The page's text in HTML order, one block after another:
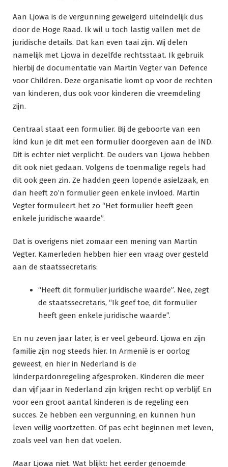
Aan Ljowa is de vergunning geweigerd uiteindelijk dus
door de Hoge Raad. Ik wil u toch lastig vallen met de
juridische details. Dat kan even taai zijn. Wij delen
namelijk met Ljowa in dezelfde rechtsstaat. Ik gebruik
hierbij de documentatie van Martin Vegter van Defence
voor Children. Deze organisatie komt op voor de rechten
van kinderen, dus ook voor kinderen die vreemdeling
zijn.
Centraal staat een formulier. Bij de geboorte van een
kind kun je dit met een formulier doorgeven aan de IND.
Dit is echter niet verplicht. De ouders van Ljowa hebben
dit ook niet gedaan. Volgens de toenmalige regels had
dit ook geen zin. Ze hadden geen lopende asielzaak, en
dan heeft zo’n formulier geen enkele invloed. Martin
Vegter formuleert het zo “Het formulier heeft geen
enkele juridische waarde”.
Dat is overigens niet zomaar een mening van Martin
Vegter. Kamerleden hebben hier een vraag over gesteld
aan de staatssecretaris:
“Heeft dit formulier juridische waarde”. Nee, zegt
de staatssecretaris, “Ik geef toe, dit formulier
heeft geen enkele juridische waarde”.
En nu zeven jaar later, is er veel gebeurd. Ljowa en zijn
familie zijn nog steeds hier. In Armenië is er oorlog
geweest, en hier in Nederland is de
kinderpardonregeling afgesproken. Kinderen die meer
dan vijf jaar in Nederland zijn krijgen recht op verblijf. En
voor een groot aantal kinderen is de regeling een
succes. Ze hebben een vergunning, en kunnen hun
leven veilig voortzetten. Of pas echt beginnen met leven,
zoals veel van hen dat voelen.
Maar Ljowa niet. Wat blijkt: het eerder genoemde